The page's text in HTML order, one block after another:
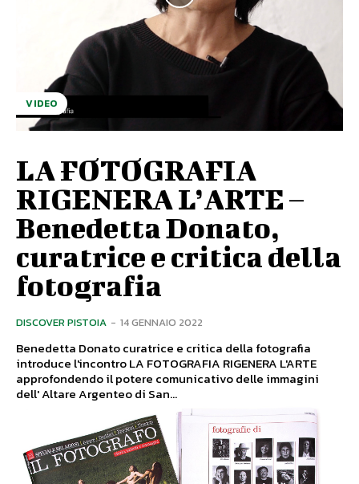
VIDEO
LA FOTOGRAFIA
RIGENERA L’ARTE –
Benedetta Donato,
curatrice e critica della
fotografia
DISCOVER PISTOIA - 14 GENNAIO 2022
Benedetta Donato curatrice e critica della fotografia
introduce l'incontro LA FOTOGRAFIA RIGENERA L'ARTE
approfondendo il potere comunicativo delle immagini
dell' Altare Argenteo di San...